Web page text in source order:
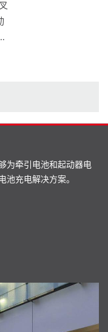
为牵引电池和起动器电
池充电解决方案。